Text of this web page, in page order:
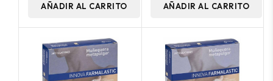
AÑADIR AL CARRITO AÑADIR AL CARRITO